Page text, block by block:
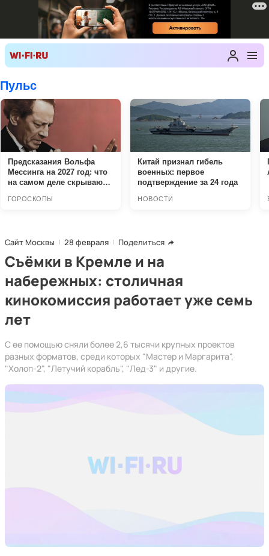
Сайт Москвы 28 февраля Поделиться
Съёмки в Кремле и на
набережных: столичная
кинокомиссия работает уже семь
лет
С ее помощью сняли более 2,6 тысячи крупных проектов
разных форматов, среди которых "Мастер и Маргарита",
"Холоп-2", "Летучий корабль", "Лед-3" и другие.